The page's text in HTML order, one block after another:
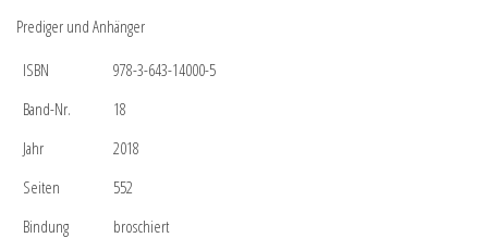
Prediger und Anhänger
ISBN
978-3-643-14000-5
Band-Nr.
18
Jahr
2018
Seiten
552
Bindung
broschiert